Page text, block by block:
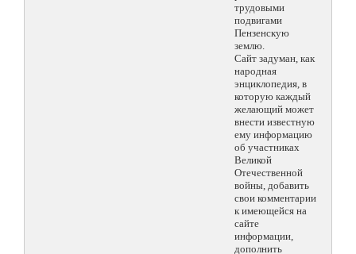
трудовыми
подвигами
Пензенскую
землю.
Сайт задуман, как
народная
энциклопедия, в
которую каждый
желающий может
внести известную
ему информацию
об участниках
Великой
Отечественной
войны, добавить
свои комментарии
к имеющейся на
сайте
информации,
дополнить